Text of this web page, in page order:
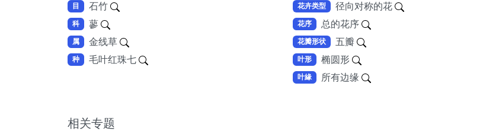
目 石竹
科 蓼
属 金线草
种 毛叶红珠七
花卉类型 径向对称的花
花序 总的花序
花瓣形状 五瓣
叶形 椭圆形
叶緣 所有边缘
相关专题